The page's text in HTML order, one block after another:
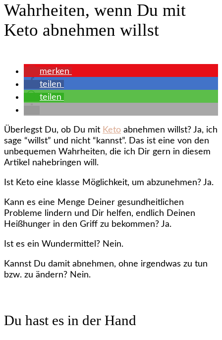
Wahrheiten, wenn Du mit
Keto abnehmen willst
merken
teilen
teilen
Überlegst Du, ob Du mit Keto abnehmen willst? Ja, ich
sage “willst” und nicht “kannst”. Das ist eine von den
unbequemen Wahrheiten, die ich Dir gern in diesem
Artikel nahebringen will.
Ist Keto eine klasse Möglichkeit, um abzunehmen? Ja.
Kann es eine Menge Deiner gesundheitlichen
Probleme lindern und Dir helfen, endlich Deinen
Heißhunger in den Griff zu bekommen? Ja.
Ist es ein Wundermittel? Nein.
Kannst Du damit abnehmen, ohne irgendwas zu tun
bzw. zu ändern? Nein.
Du hast es in der Hand